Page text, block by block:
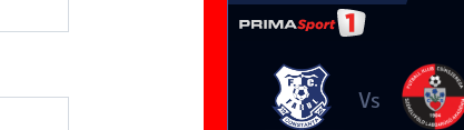
Vs Vs